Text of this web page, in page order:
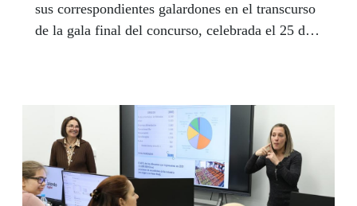
sus correspondientes galardones en el transcurso
de la gala final del concurso, celebrada el 25 de